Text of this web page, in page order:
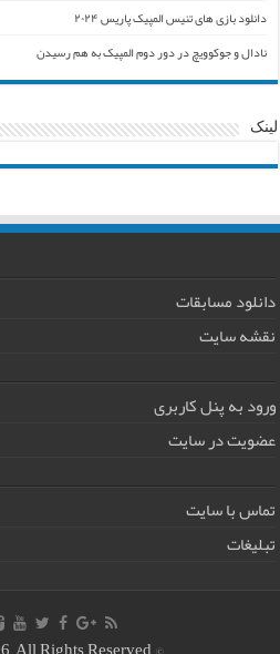
دانلود بازی های تنیس المپیک پاریس ۲۰۲۴
نادال و جوکوویچ در دور دوم المپیک به هم رسیدن
لینک
دانلود مسابقات
نقشه سایت
ورود به پنل کاربری
عضویت در سایت
تماس با سایت
تبلیغات